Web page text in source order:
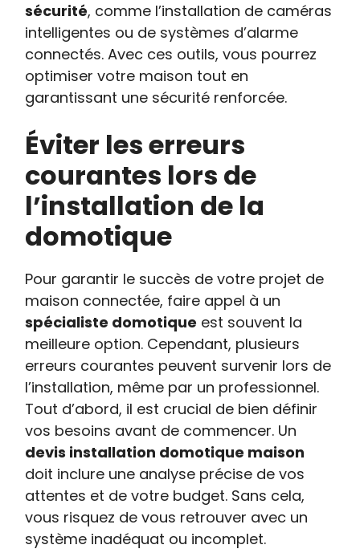
sécurité, comme l’installation de caméras
intelligentes ou de systèmes d’alarme
connectés. Avec ces outils, vous pourrez
optimiser votre maison tout en
garantissant une sécurité renforcée.
Éviter les erreurs
courantes lors de
l’installation de la
domotique
Pour garantir le succès de votre projet de
maison connectée, faire appel à un
spécialiste domotique est souvent la
meilleure option. Cependant, plusieurs
erreurs courantes peuvent survenir lors de
l’installation, même par un professionnel.
Tout d’abord, il est crucial de bien définir
vos besoins avant de commencer. Un
devis installation domotique maison
doit inclure une analyse précise de vos
attentes et de votre budget. Sans cela,
vous risquez de vous retrouver avec un
système inadéquat ou incomplet.